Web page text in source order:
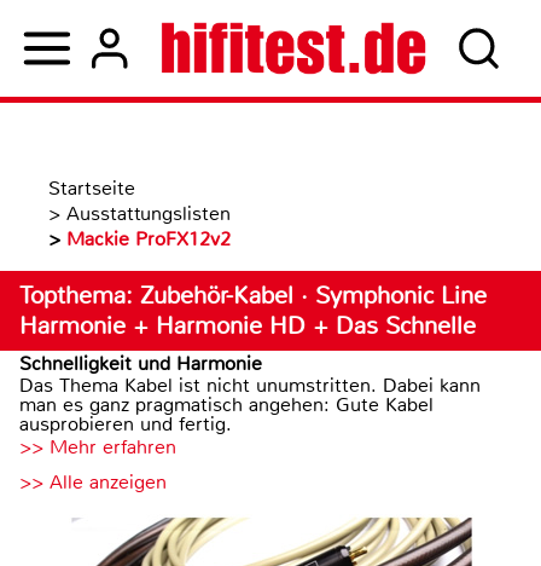
Startseite
> Ausstattungslisten
> Mackie ProFX12v2
Topthema: Zubehör-Kabel · Symphonic Line
Harmonie + Harmonie HD + Das Schnelle
Schnelligkeit und Harmonie
Das Thema Kabel ist nicht unumstritten. Dabei kann
man es ganz pragmatisch angehen: Gute Kabel
ausprobieren und fertig.
>> Mehr erfahren
>> Alle anzeigen